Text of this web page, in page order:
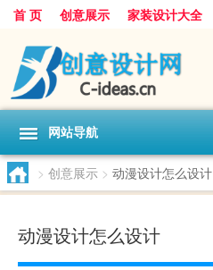
首 页 创意展示 家装设计大全
网站导航
> 创意展示 > 动漫设计怎么设计
动漫设计怎么设计